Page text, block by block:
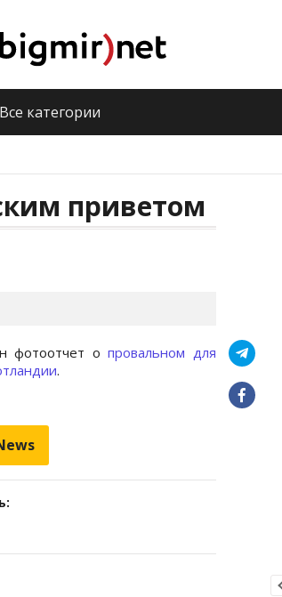
Все категории
приветом
фотоотчет опровальном для
.